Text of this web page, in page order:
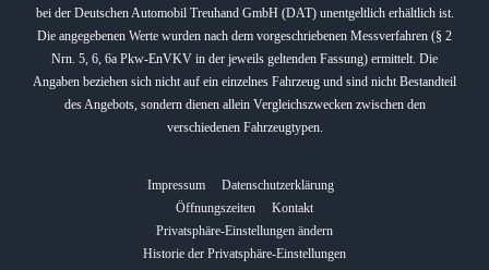
bei der Deutschen Automobil Treuhand GmbH (DAT) unentgeltlich erhältlich ist.
Die angegebenen Werte wurden nach dem vorgeschriebenen Messverfahren (§ 2
Nrn. 5, 6, 6a Pkw-EnVKV in der jeweils geltenden Fassung) ermittelt. Die
Angaben beziehen sich nicht auf ein einzelnes Fahrzeug und sind nicht Bestandteil
des Angebots, sondern dienen allein Vergleichszwecken zwischen den
verschiedenen Fahrzeugtypen.
Impressum
Datenschutzerklärung
Öffnungszeiten
Kontakt
Privatsphäre-Einstellungen ändern
Historie der Privatsphäre-Einstellungen